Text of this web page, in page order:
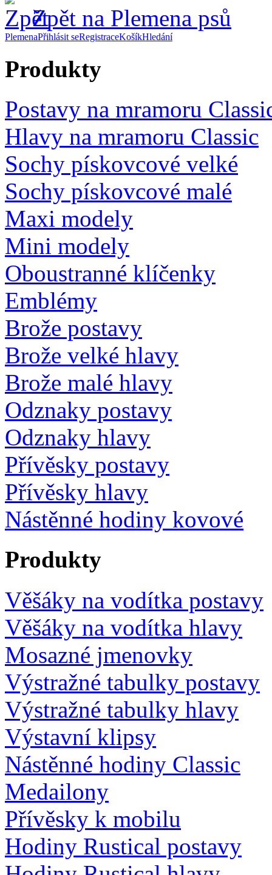
Zpět na Plemena psů
PlemenaPřihlásit seRegistraceKošíkHledání
Produkty
Postavy na mramoru
Hlavy na mramoru Classic
Sochy pískovcové velké
Sochy pískovcové malé
Maxi modely
Mini modely
Oboustranné klíčenky
Emblémy
Brože postavy
Brože velké hlavy
Brože malé hlavy
Odznaky postavy
Odznaky hlavy
Přívěsky postavy
Přívěsky hlavy
Nástěnné hodiny kovové
Produkty
Věšáky na vodítka postavy
Věšáky na vodítka hlavy
Mosazné jmenovky
Výstražné tabulky postavy
Výstražné tabulky hlavy
Výstavní klipsy
Nástěnné hodiny Classic
Medailony
Přívěsky k mobilu
Hodiny Rustical postavy